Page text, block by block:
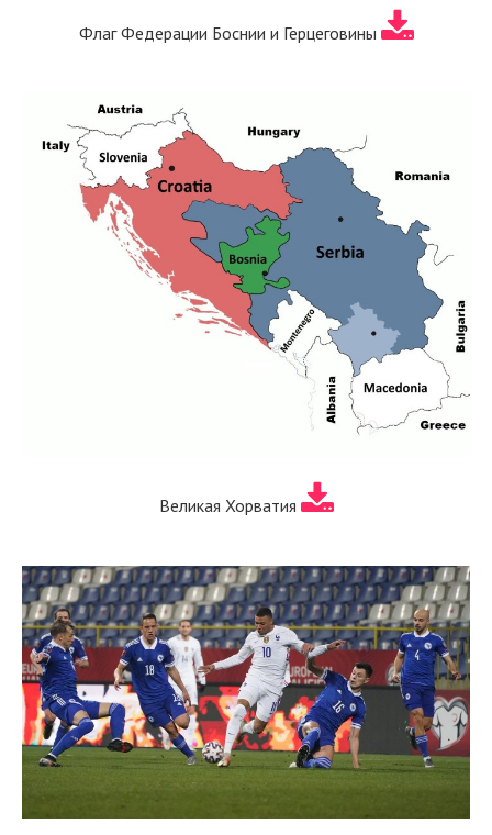
Флаг Федерации Боснии и Герцеговины
Великая Хорватия